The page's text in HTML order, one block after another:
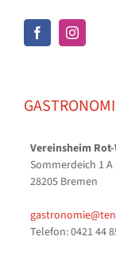
Vereinsheim
Sommerdeich 1 A
28205 Bremen
Telefon: 0421 44